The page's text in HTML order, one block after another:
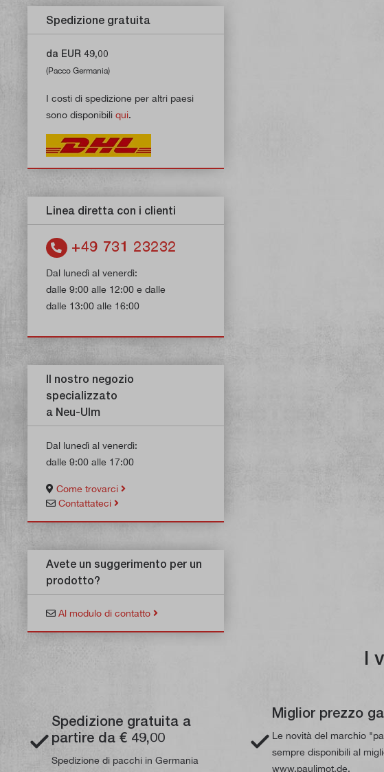
Spedizione gratuita
da EUR 49,00
(Pacco Germania)
I costi di spedizione per altri paesi
sono disponibili qui.
Linea diretta con i clienti
+49 731 23232
Dal lunedì al venerdì:
dalle 9:00 alle 12:00 e dalle
dalle 13:00 alle 16:00
Il nostro negozio
specializzato
a Neu-Ulm
Dal lunedì al venerdì:
dalle 9:00 alle 17:00
Come trovarci
Contattateci
Avete un suggerimento per un
prodotto?
Al modulo di contatto
I
Spedizione gratuita a
partire da € 49,00
Spedizione di pacchi in Germania
Miglior prezzo
Le novità del marchio
sempre disponibili al
www.paulimot.de.